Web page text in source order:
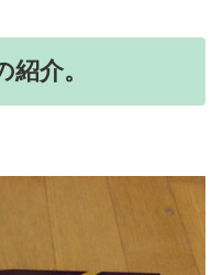
介。